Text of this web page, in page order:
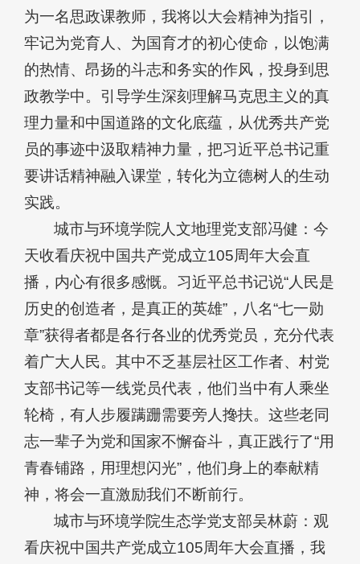
为一名思政课教师，我将以大会精神为指引，
牢记为党育人、为国育才的初心使命，以饱满
的热情、昂扬的斗志和务实的作风，投身到思
政教学中。引导学生深刻理解马克思主义的真
理力量和中国道路的文化底蕴，从优秀共产党
员的事迹中汲取精神力量，把习近平总书记重
要讲话精神融入课堂，转化为立德树人的生动
实践。
城市与环境学院人文地理党支部冯健：今
天收看庆祝中国共产党成立105周年大会直
播，内心有很多感慨。习近平总书记说“人民是
历史的创造者，是真正的英雄”，八名“七一勋
章”获得者都是各行各业的优秀党员，充分代表
着广大人民。其中不乏基层社区工作者、村党
支部书记等一线党员代表，他们当中有人乘坐
轮椅，有人步履蹒跚需要旁人搀扶。这些老同
志一辈子为党和国家不懈奋斗，真正践行了“用
青春铺路，用理想闪光”，他们身上的奉献精
神，将会一直激励我们不断前行。
城市与环境学院生态学党支部吴林蔚：观
看庆祝中国共产党成立105周年大会直播，我